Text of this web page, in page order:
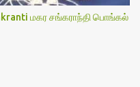
also typed the Shodasha
English. If u want to use
our permission.Thanks for
மகர சங்கராந்தி பொங்கல்